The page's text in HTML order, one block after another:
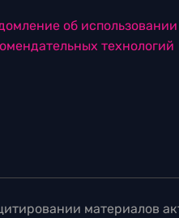
об использовании
технологий
материалов